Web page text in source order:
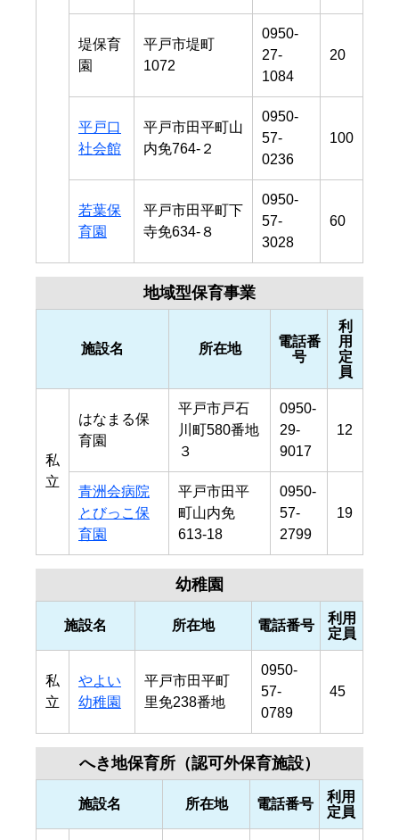
堤保育
園
平戸市堤町
1072
0950-
27-
1084
20
平戸口
社会館
平戸市田平町山
内免764-２
0950-
57-
0236
100
若葉保
育園
平戸市田平町下
寺免634-８
0950-
57-
3028
60
地域型保育事業
施設名 所在地
電話番
号
利
用
定
員
私
立
はなまる保
育園
平戸市戸石
川町580番地
３
0950-
29-
9017
12
青洲会病院
とびっこ保
育園
平戸市田平
町山内免
613-18
0950-
57-
2799
19
幼稚園
施設名 所在地 電話番号
利用
定員
私
立
やよい
幼稚園
平戸市田平町
里免238番地
0950-
57-
0789
45
へき地保育所（認可外保育施設）
施設名 所在地 電話番号
利用
定員